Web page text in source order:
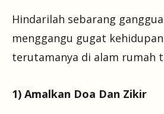
Hindarilah sebarang
menggangu gugat
terutamanya di alam rumah
1) Amalkan Doa Dan Zikir